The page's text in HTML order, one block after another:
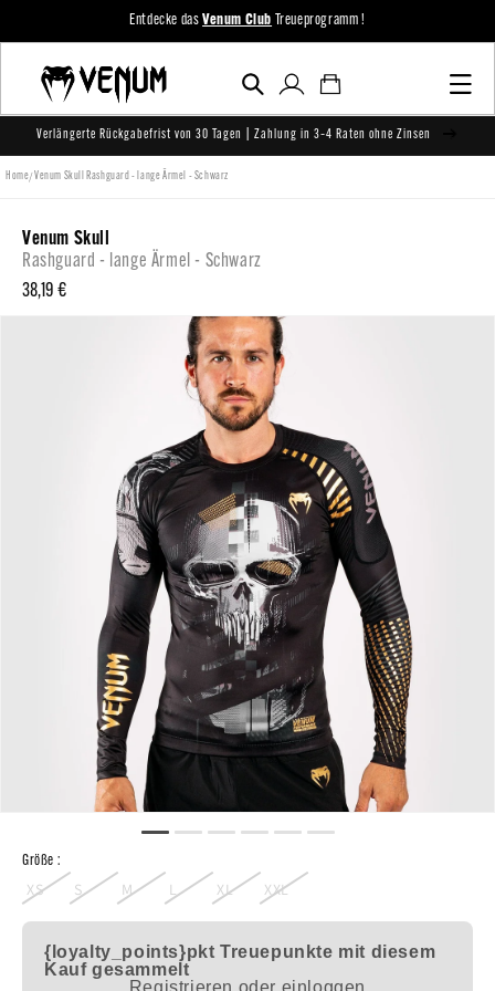
Inhalt
Entdecke dasVenum Club Treueprogramm !
EinloggenWarenkorb
Verlängerte Rückgabefrist von 30 Tagen | Zahlung in 3–4 Raten ohne Zinsen
Home/Venum Skull Rashguard - lange Ärmel - Schwarz
Venum Skull
Rashguard - lange Ärmel - Schwarz
Normaler
38,19 €
Größe :
XS S M L XL XXL
{loyalty_points}pkt Treuepunkte mit diesem
Kauf gesammelt